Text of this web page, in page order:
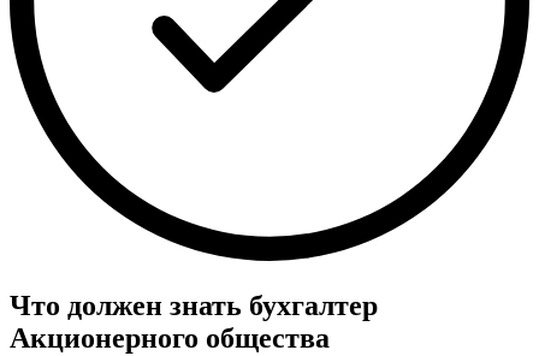
Что должен знать бухгалтер
Акционерного общества